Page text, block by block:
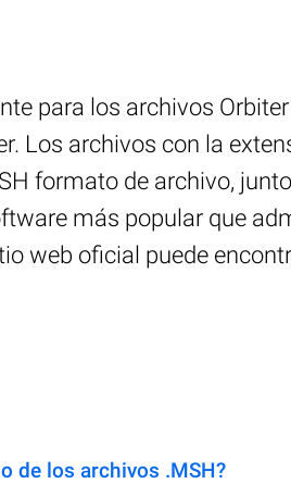
para los archivos
Los archivos con la
formato de archivo,
más popular que
web oficial puede
de los archivos .MSH?